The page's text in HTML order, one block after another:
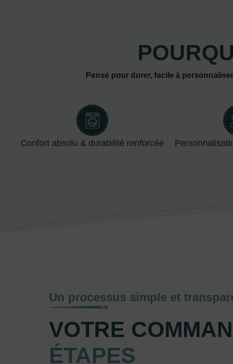
Pensé pour durer, facile à
Confort absolu & durabilité renforcée
Un processus simple et
VOTRE
ÉTAPES